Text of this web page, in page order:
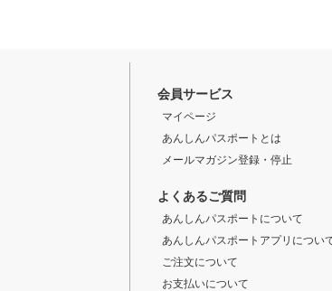
会員サービス
マイページ
あんしんパスポートとは
メールマガジン登録・停止
よくあるご質問
あんしんパスポートについて
あんしんパスポートアプリについ
ご注文について
お支払いについて